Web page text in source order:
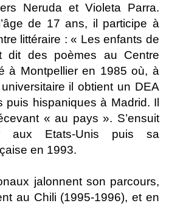
Neruda et Violeta Parra.
de 17 ans, il participe à
littéraire : « Les enfants de
dit des poèmes au Centre
à Montpellier en 1985 où, à
universitaire il obtient un DEA
puis hispaniques à Madrid. Il
« au pays ». S’ensuit
aux Etats-Unis puis sa
en 1993.
jalonnent son parcours,
au Chili (1995-1996), et en